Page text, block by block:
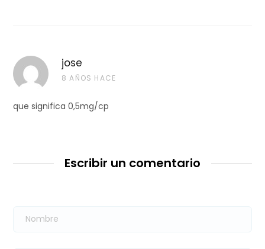
jose
8 AÑOS HACE
que significa 0,5mg/cp
Escribir un comentario